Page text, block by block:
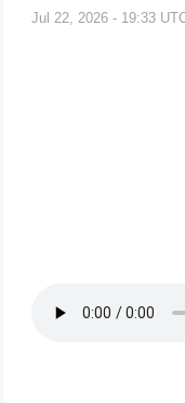
Jul 22, 2026 - 19:33